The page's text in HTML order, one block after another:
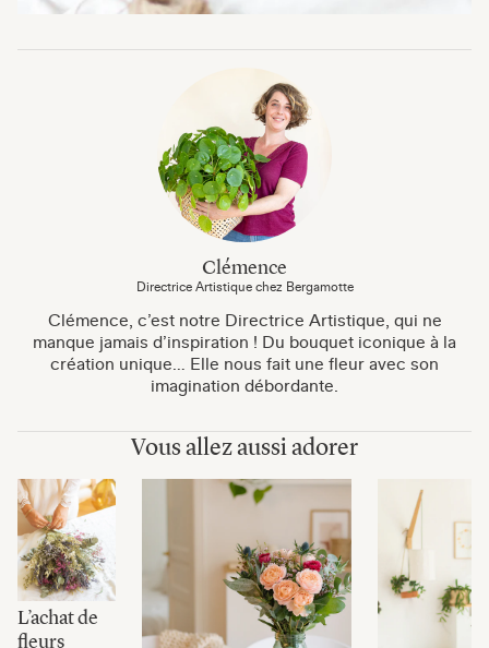
Clémence
Directrice Artistique chez Bergamotte
Clémence, c’est notre Directrice Artistique, qui ne
manque jamais d’inspiration ! Du bouquet iconique à la
création unique… Elle nous fait une fleur avec son
imagination débordante.
Vous allez aussi adorer
L’achat de
fleurs